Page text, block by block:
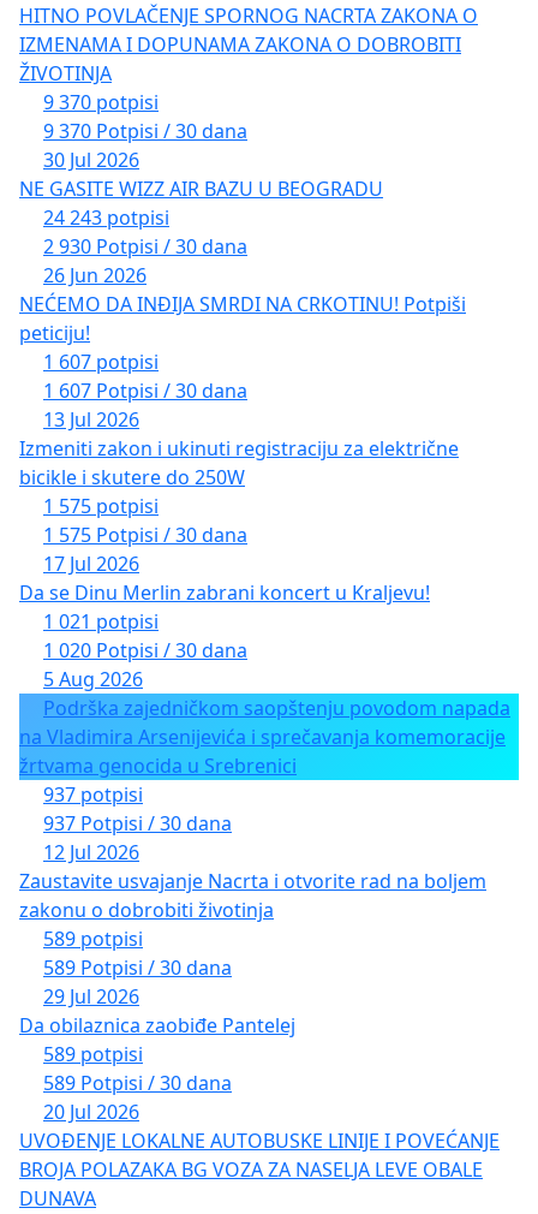
HITNO POVLAČENJE SPORNOG NACRTA ZAKONA O
IZMENAMA I DOPUNAMA ZAKONA O DOBROBITI
ŽIVOTINJA
9 370 potpisi
9 370 Potpisi / 30 dana
30 Jul 2026
NE GASITE WIZZ AIR BAZU U BEOGRADU
24 243 potpisi
2 930 Potpisi / 30 dana
26 Jun 2026
NEĆEMO DA INĐIJA SMRDI NA CRKOTINU! Potpiši
peticiju!
1 607 potpisi
1 607 Potpisi / 30 dana
13 Jul 2026
Izmeniti zakon i ukinuti registraciju za električne
bicikle i skutere do 250W
1 575 potpisi
1 575 Potpisi / 30 dana
17 Jul 2026
Da se Dinu Merlin zabrani koncert u Kraljevu!
1 021 potpisi
1 020 Potpisi / 30 dana
5 Aug 2026
Podrška zajedničkom saopštenju povodom napada
na Vladimira Arsenijevića i sprečavanja komemoracije
žrtvama genocida u Srebrenici
937 potpisi
937 Potpisi / 30 dana
12 Jul 2026
Zaustavite usvajanje Nacrta i otvorite rad na boljem
zakonu o dobrobiti životinja
589 potpisi
589 Potpisi / 30 dana
29 Jul 2026
Da obilaznica zaobiđe Pantelej
589 potpisi
589 Potpisi / 30 dana
20 Jul 2026
UVOĐENJE LOKALNE AUTOBUSKE LINIJE I POVEĆANJE
BROJA POLAZAKA BG VOZA ZA NASELJA LEVE OBALE
DUNAVA